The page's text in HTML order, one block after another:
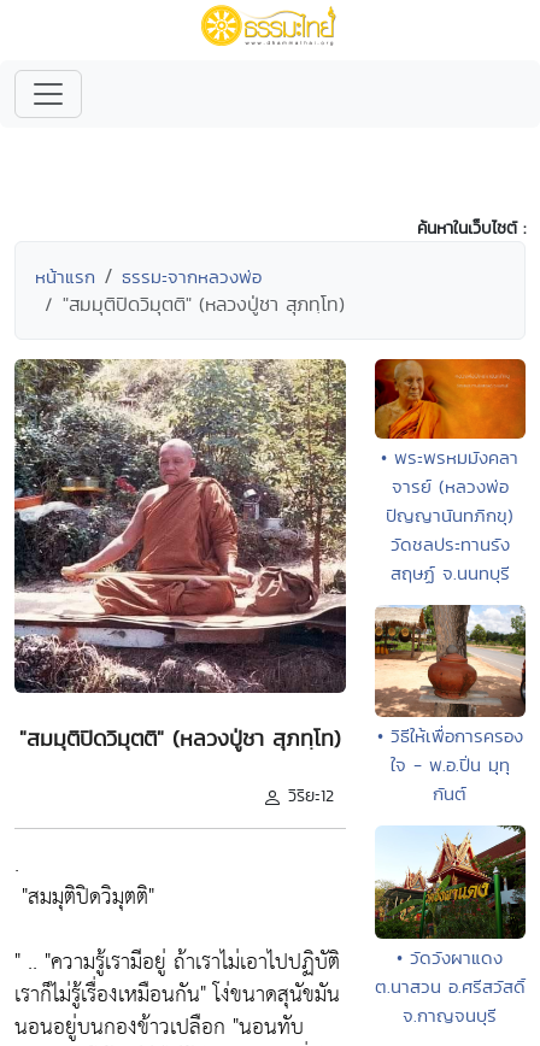
ค้นหาในเว็บไซต์ :
หน้าแรก ธรรมะจากหลวงพ่อ
"สมมุติปิดวิมุตติ" (หลวงปู่ชา สุภทฺโท)
"สมมุติปิดวิมุตติ" (หลวงปู่ชา สุภทฺโท)
วิริยะ12
.
"สมมุติปิดวิมุตติ"
" .. "ความรู้เรามีอยู่ ถ้าเราไม่เอาไปปฏิบัติ
เราก็ไม่รู้เรื่องเหมือนกัน"โง่ขนาดสุนัขมัน
นอนอยู่บนกองข้าวเปลือก "นอนทับ
• พระพรหมมังคลา
จารย์ (หลวงพ่อ
ปัญญานันทภิกขุ)
วัดชลประทานรัง
สฤษฏ์ จ.นนทบุรี
• วิธีให้เพื่อการครอง
ใจ - พ.อ.ปิ่น มุทุ
กันต์
• วัดวังผาแดง
ต.นาสวน อ.ศรีสวัสดิ์
จ.กาญจนบุรี